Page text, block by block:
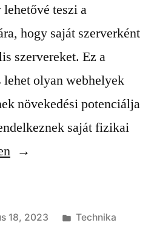
teszi a
hogy saját szerverként
szervereket. Ez a
lehet olyan webhelyek
növekedési potenciálja
saját fizikai
18, 2023 Kategória:
Technika